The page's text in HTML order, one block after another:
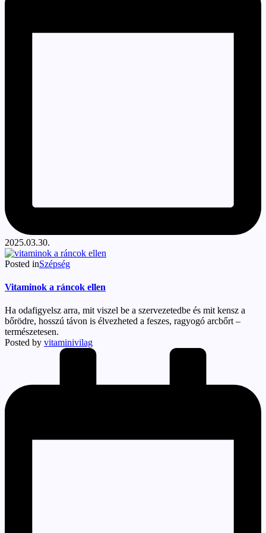
2025.03.30.
Posted inSzépség
Vitaminok a ráncok ellen
Ha odafigyelsz arra, mit viszel be a szervezetedbe és mit kensz a
bőrödre, hosszú távon is élvezheted a feszes, ragyogó arcbőrt –
természetesen.
Posted by vitaminivilag